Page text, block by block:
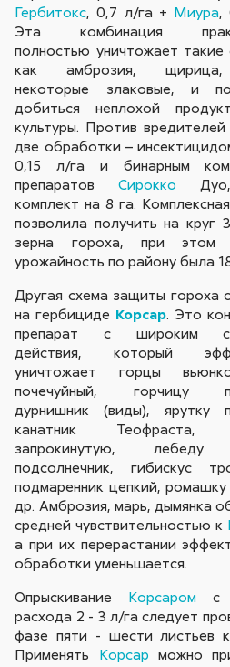
Гербитокс, 0,7 л/га + Миура,
Эта комбинация
полностью уничтожает такие
как амброзия,
некоторые злаковые, и
добиться неплохой
культуры. Против вредителей
две обработки –
0,15 л/га и бинарным
препаратов Сирокко
комплект на 8 га.
позволила получить на круг
зерна гороха, при этом
урожайность по району была
Другая схема защиты гороха
на гербициде Корсар. Это
препарат c широким
действия, который
уничтожает горцы
почечуйный, горчицу
дурнишник (виды), ярутку
канатник Теофраста,
запрокинутую, лебеду
подсолнечник, гибискус
подмаренник цепкий,
др. Амброзия, марь, дымянка
средней чувствительностью к
а при их перерастании
обработки уменьшается.
Опрыскивание Корсаром с
расхода 2 - 3 л/га следует
фазе пяти - шести листьев
Применять Корсар можно